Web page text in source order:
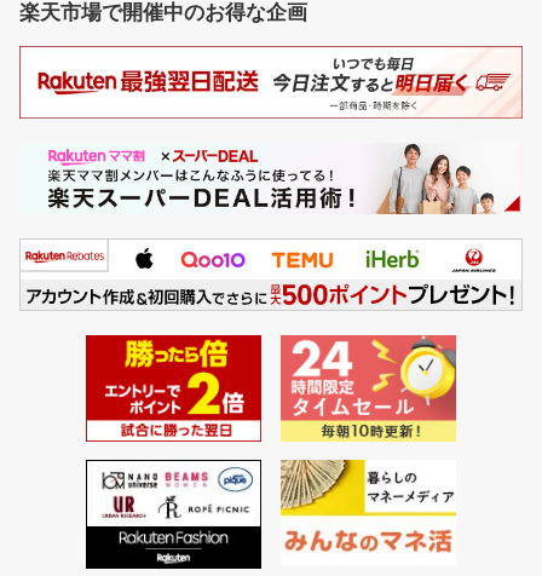
楽天市場で開催中のお得な企画